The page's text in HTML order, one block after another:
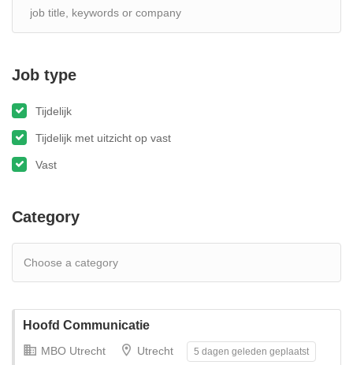
Job type
Tijdelijk
Tijdelijk met uitzicht op vast
Vast
Category
Hoofd Communicatie
MBO Utrecht Utrecht 5 dagen geleden geplaatst